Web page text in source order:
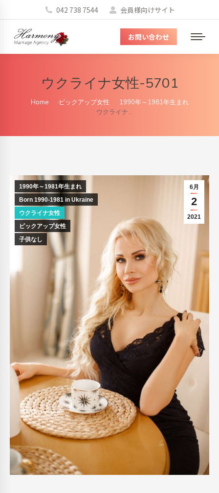
042 738 7544 会員様向けサイト
メ
ニ
お問い合わせ
ウクライナ女性-5701
You are here:
Home ピックアップ女性
1990年～1981年生まれ
ウクライナ…
6月
2
2021
1990年～1981年生まれ
Born 1990-1981 in Ukraine
ウクライナ女性
ピックアップ女性
子供なし